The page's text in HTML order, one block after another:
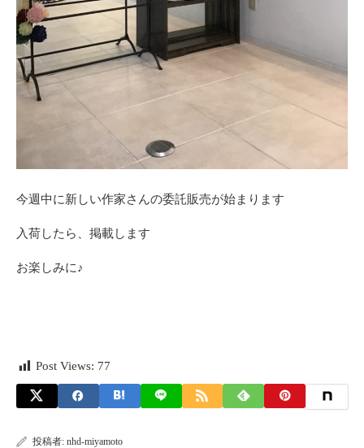
今週中に新しい作家さんの委託販売が始まります
入荷したら、掲載します
お楽しみに♪
Post Views: 77
投稿者: nhd-miyamoto